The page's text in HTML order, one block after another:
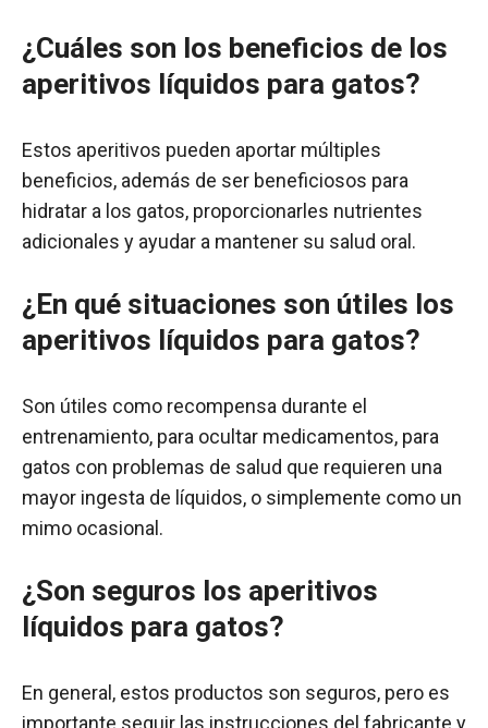
¿Cuáles son los beneficios de los
aperitivos líquidos para gatos?
Estos aperitivos pueden aportar múltiples
beneficios, además de ser beneficiosos para
hidratar a los gatos, proporcionarles nutrientes
adicionales y ayudar a mantener su salud oral.
¿ En qué situaciones son útiles los
aperitivos líquidos para gatos?
Son útiles como recompensa durante el
entrenamiento, para ocultar medicamentos, para
gatos con problemas de salud que requieren una
mayor ingesta de líquidos, o simplemente como un
mimo ocasional.
¿Son seguros los aperitivos
líquidos para gatos?
En general, estos productos son seguros, pero es
importante seguir las instrucciones del fabricante y